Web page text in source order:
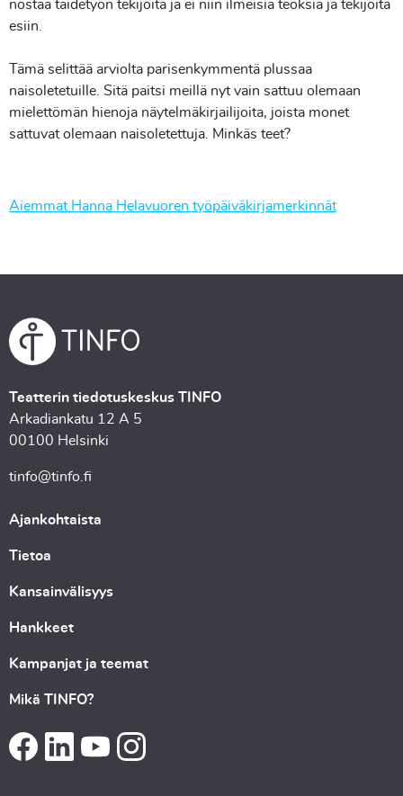
nostaa taidetyön tekijöitä ja ei niin ilmeisiä teoksia ja tekijöitä
esiin.
Tämä selittää arviolta parisenkymmentä plussaa
naisoletetuille. Sitä paitsi meillä nyt vain sattuu olemaan
mielettömän hienoja näytelmäkirjailijoita, joista monet
sattuvat olemaan naisoletettuja. Minkäs teet?
Aiemmat Hanna Helavuoren työpäiväkirjamerkinnät
Teatterin tiedotuskeskus TINFO
Arkadiankatu 12 A 5
00100 Helsinki
tinfo@tinfo.fi
Ajankohtaista
Tietoa
Kansainvälisyys
Hankkeet
Kampanjat ja teemat
Mikä TINFO?